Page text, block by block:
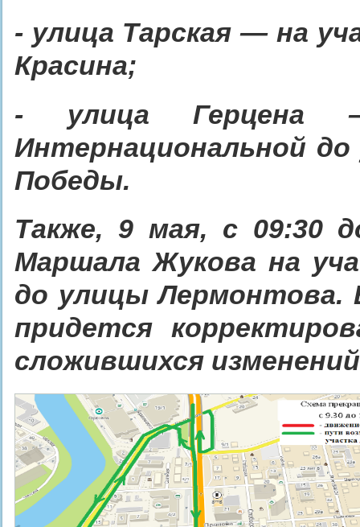
- улица Тарская — на
Красина;
- улица
Интернациональной
Победы.
Также, 9 мая, с 09:30
Маршала Жукова на
до улицы Лермонтова.
придется
сложившихся